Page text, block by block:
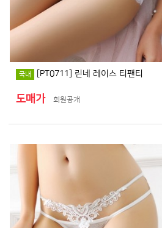
국내 [PT0711] 린네 레이스 티팬티
도매가 회원공개